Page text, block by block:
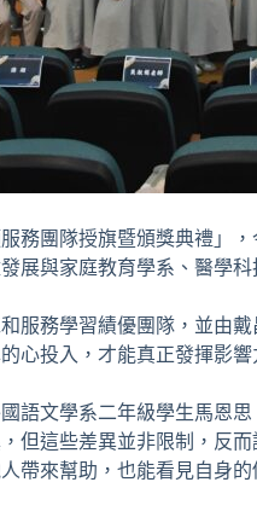
務團隊授旗暨頒獎典禮」
展與家庭教育學系、醫學
服務學習績優團隊，並由
心投入，才能真正發揮影響
語文學系二年級學生馬恩
但這些差異並非限制，反
帶來幫助，也能看見自身的